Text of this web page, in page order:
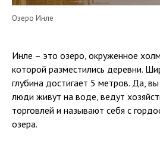
Озеро Инле
Инле – это озеро, окруженное
которой разместились деревни.
глубина достигает 5 метров. Да,
люди живут на воде, ведут
торговлей и называют себя с
озера.